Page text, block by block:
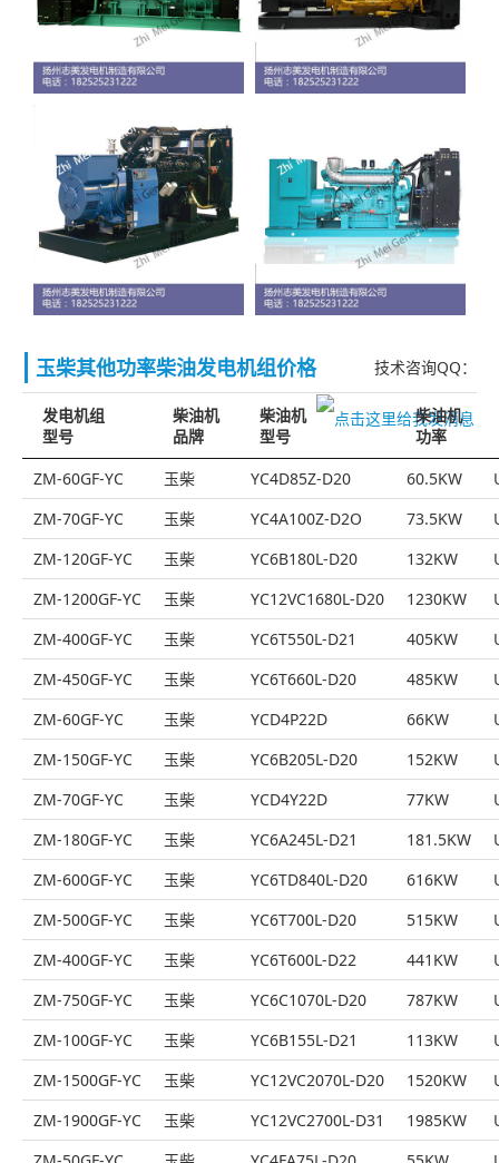
玉柴其他功率柴油发电机组价格 技术咨询QQ：
发电机组
型号
柴油机
品牌
柴油机
型号
柴油机
功率
ZM-60GF-YC
玉柴 YC4D85Z-D20 60.5KW
ZM-70GF-YC
玉柴 YC4A100Z-D2O 73.5KW
ZM-120GF-YC
玉柴 YC6B180L-D20 132KW
ZM-1200GF-YC
玉柴 YC12VC1680L-D20 1230KW
ZM-400GF-YC
玉柴 YC6T550L-D21 405KW
ZM-450GF-YC
玉柴 YC6T660L-D20 485KW
ZM-60GF-YC
玉柴 YCD4P22D 66KW
ZM-150GF-YC
玉柴 YC6B205L-D20 152KW
ZM-70GF-YC
玉柴 YCD4Y22D 77KW
ZM-180GF-YC
玉柴 YC6A245L-D21 181.5KW
ZM-600GF-YC
玉柴 YC6TD840L-D20 616KW
ZM-500GF-YC
玉柴 YC6T700L-D20 515KW
ZM-400GF-YC
玉柴 YC6T600L-D22 441KW
ZM-750GF-YC
玉柴 YC6C1070L-D20 787KW
ZM-100GF-YC
玉柴 YC6B155L-D21 113KW
ZM-1500GF-YC
玉柴 YC12VC2070L-D20 1520KW
ZM-1900GF-YC
玉柴 YC12VC2700L-D31 1985KW